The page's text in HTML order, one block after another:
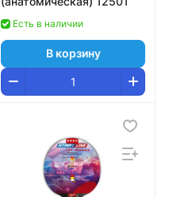
Есть в наличии
В корзину